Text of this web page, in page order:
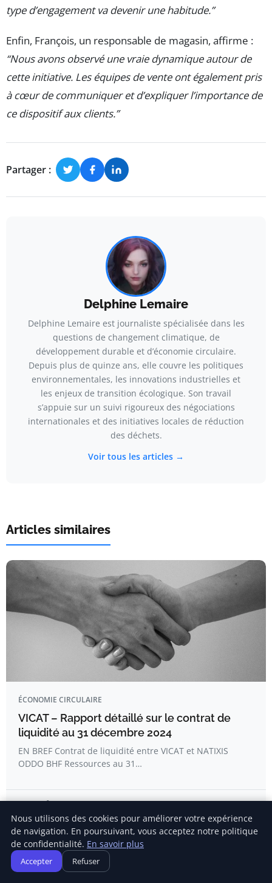
type d’engagement va devenir une habitude.”
Enfin, François, un responsable de magasin, affirme :
“Nous avons observé une vraie dynamique autour de
cette initiative. Les équipes de vente ont également pris
à cœur de communiquer et d’expliquer l’importance de
ce dispositif aux clients.”
Partager :
Delphine Lemaire
Delphine Lemaire est journaliste spécialisée dans les
questions de changement climatique, de
développement durable et d’économie circulaire.
Depuis plus de quinze ans, elle couvre les politiques
environnementales, les innovations industrielles et
les enjeux de transition écologique. Son travail
s’appuie sur un suivi rigoureux des négociations
internationales et des initiatives locales de réduction
des déchets.
Voir tous les articles →
Articles similaires
ÉCONOMIE CIRCULAIRE
VICAT – Rapport détaillé sur le contrat de
liquidité au 31 décembre 2024
EN BREF Contrat de liquidité entre VICAT et NATIXIS
ODDO BHF Ressources au 31…
Emma Dufour
Nous utilisons des cookies pour améliorer votre expérience
de navigation. En poursuivant, vous acceptez notre politique
de confidentialité. En savoir plus
Accepter Refuser